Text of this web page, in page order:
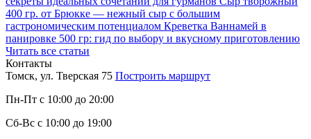
400 гр. от Брюкке — нежный сыр с большим
гастрономическим потенциалом Креветка Ваннамей в
панировке 500 гр: гид по выбору и вкусному приготовлению
Читать все статьи
Контакты
Томск, ул. Тверская 75 Построить маршрут
Пн-Пт с 10:00 до 20:00
Сб-Вс с 10:00 до 19:00